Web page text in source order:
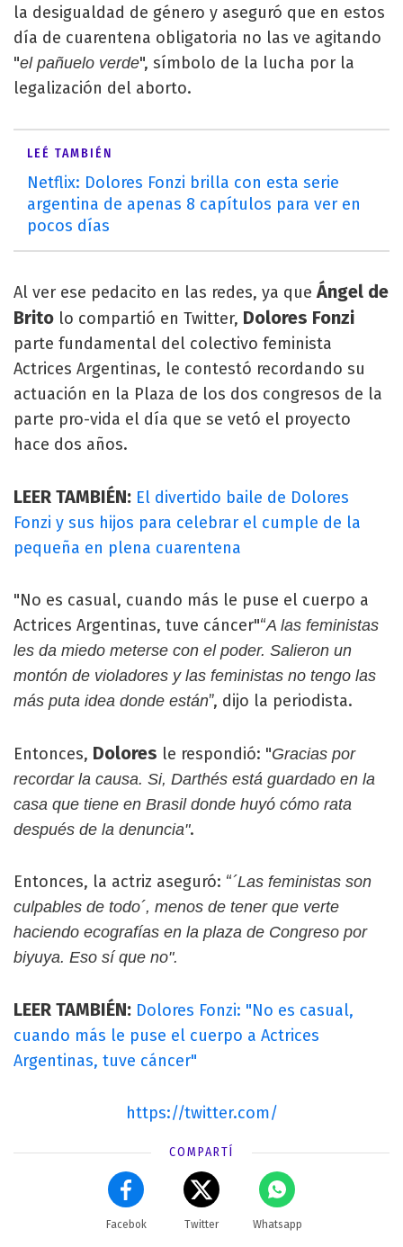
la desigualdad de género y aseguró que en estos
día de cuarentena obligatoria no las ve agitando
"el pañuelo verde", símbolo de la lucha por la
legalización del aborto.
LEÉ TAMBIÉN
Netflix: Dolores Fonzi brilla con esta serie
argentina de apenas 8 capítulos para ver en
pocos días
Al ver ese pedacito en las redes, ya que Ángel de
Brito lo compartió en Twitter, Dolores Fonzi
parte fundamental del colectivo feminista
Actrices Argentinas, le contestó recordando su
actuación en la Plaza de los dos congresos de la
parte pro-vida el día que se vetó el proyecto
hace dos años.
LEER TAMBIÉN: El divertido baile de Dolores
Fonzi y sus hijos para celebrar el cumple de la
pequeña en plena cuarentena
"No es casual, cuando más le puse el cuerpo a
Actrices Argentinas, tuve cáncer"“A las feministas
les da miedo meterse con el poder. Salieron un
montón de violadores y las feministas no tengo las
más puta idea donde están”, dijo la periodista.
Entonces, Dolores le respondió: "Gracias por
recordar la causa. Si, Darthés está guardado en la
casa que tiene en Brasil donde huyó cómo rata
después de la denuncia".
Entonces, la actriz aseguró: “´Las feministas son
culpables de todo´, menos de tener que verte
haciendo ecografías en la plaza de Congreso por
biyuya. Eso sí que no".
LEER TAMBIÉN: Dolores Fonzi: "No es casual,
cuando más le puse el cuerpo a Actrices
Argentinas, tuve cáncer"
https://twitter.com/
COMPARTÍ
Facebok Twitter Whatsapp